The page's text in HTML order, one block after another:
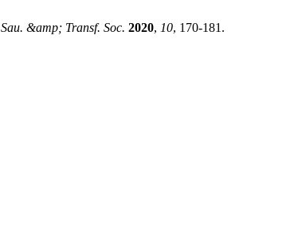
Sau. &amp; Transf. Soc. 2020, 10, 170-181.